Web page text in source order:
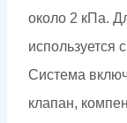
около 2 кПа.
используется
Система
клапан,